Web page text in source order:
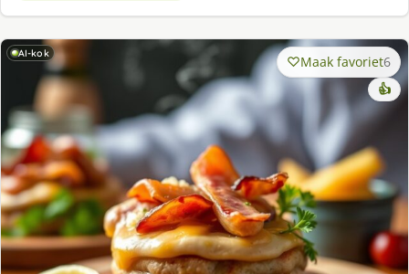
AI-kok Maak favoriet6
👍